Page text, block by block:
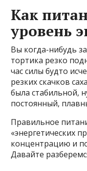
Как
уровень
Вы когда-нибудь
тортика резко
час силы будто
резких скачков
была стабильной,
постоянный,
Правильное
«энергетических
концентрацию и
Давайте